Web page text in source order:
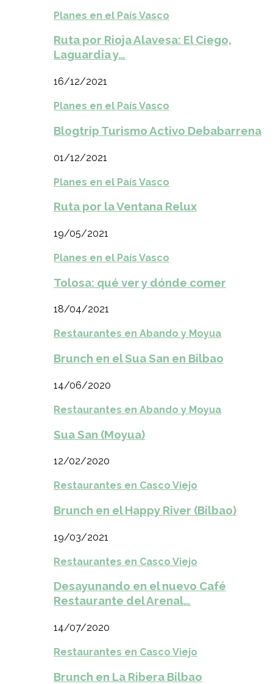
Planes en el País Vasco
Ruta por Rioja Alavesa: El Ciego,
Laguardia y…
16/12/2021
Planes en el País Vasco
Blogtrip Turismo Activo Debabarrena
01/12/2021
Planes en el País Vasco
Ruta por la Ventana Relux
19/05/2021
Planes en el País Vasco
Tolosa: qué ver y dónde comer
18/04/2021
Restaurantes en Abando y Moyua
Brunch en el Sua San en Bilbao
14/06/2020
Restaurantes en Abando y Moyua
Sua San (Moyua)
12/02/2020
Restaurantes en Casco Viejo
Brunch en el Happy River (Bilbao)
19/03/2021
Restaurantes en Casco Viejo
Desayunando en el nuevo Café
Restaurante del Arenal…
14/07/2020
Restaurantes en Casco Viejo
Brunch en La Ribera Bilbao